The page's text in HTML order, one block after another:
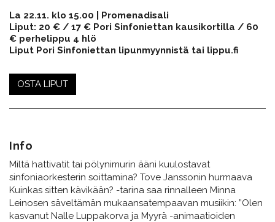
La 22.11. klo 15.00 | Promenadisali
​​​​​​​Liput: 20 € / 17 € Pori Sinfoniettan kausikortilla / 60
€ perhelippu 4 hlö​​​​​​​
Liput Pori Sinfoniettan lipunmyynnistä tai lippu.fi
OSTA LIPUT
Info
Miltä hattivatit tai pölynimurin ääni kuulostavat
sinfoniaorkesterin soittamina? Tove Janssonin hurmaava
Kuinkas sitten kävikään? -tarina saa rinnalleen Minna
Leinosen säveltämän mukaansatempaavan musiikin: ”Olen
kasvanut Nalle Luppakorva ja Myyrä -animaatioiden